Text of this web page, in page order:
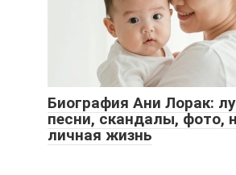
Биография Ани Лорак:
песни, скандалы, фото,
личная жизнь